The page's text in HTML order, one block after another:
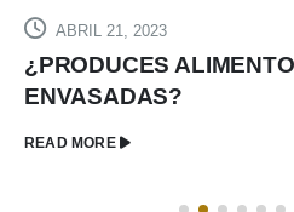
ABRIL 21, 2023
¿PRODUCES
ENVASADAS?
READ MORE